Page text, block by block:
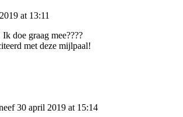
at 13:11
doe graag mee????
met deze mijlpaal!
30 april 2019 at 15:14